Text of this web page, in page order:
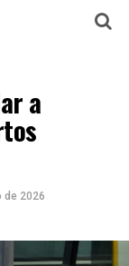
a
de 2026